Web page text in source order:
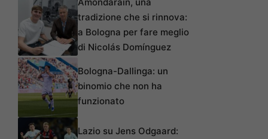
tradizione che si rinnova:
a Bologna per fare meglio
di Nicolás Domínguez
Bologna-Dallinga: un
binomio che non ha
funzionato
Lazio su Jens Odgaard: